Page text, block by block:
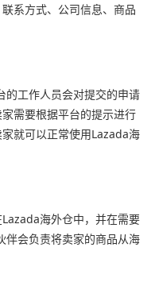
系方式、公司信息、商品
的工作人员会对提交的申请
需要根据平台的提示进行
就可以正常使用Lazada海
海外仓中，并在需要
伴会负责将卖家的商品从海